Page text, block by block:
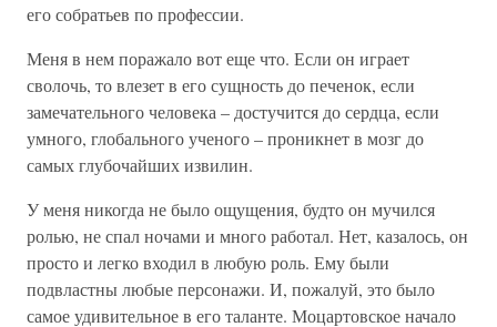
его собратьев по профессии.
Меня в нем поражало вот еще что. Если он играет
сволочь, то влезет в его сущность до печенок, если
замечательного человека – достучится до сердца, если
умного, глобального ученого – проникнет в мозг до
самых глубочайших извилин.
У меня никогда не было ощущения, будто он мучился
ролью, не спал ночами и много работал. Нет, казалось, он
просто и легко входил в любую роль. Ему были
подвластны любые персонажи. И, пожалуй, это было
самое удивительное в его таланте. Моцартовское начало